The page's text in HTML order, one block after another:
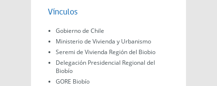
Vínculos
Gobierno de Chile
Ministerio de Vivienda y Urbanismo
Seremi de Vivienda Región del Biobio
Delegación Presidencial Regional del
Biobío
GORE Biobío